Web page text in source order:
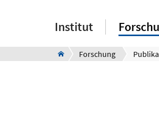
Institut
Forschung